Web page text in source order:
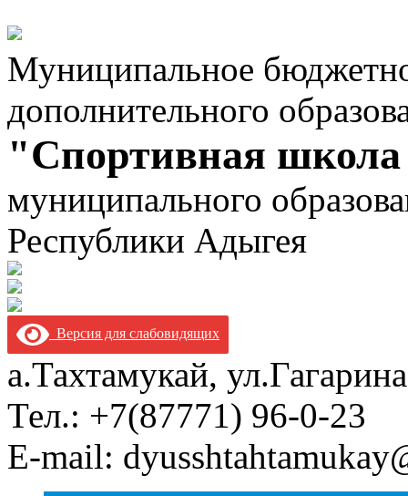
Муниципальное
дополнительного
"Спортивная
муниципального
Республики Адыгея
Версия для слабовидящих
а.Тахтамукай,
Тел.: +7(87771) 96-0-23
E-mail: